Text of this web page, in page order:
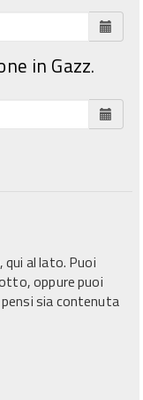
in Gazz.
al lato. Puoi
oppure puoi
sia contenuta